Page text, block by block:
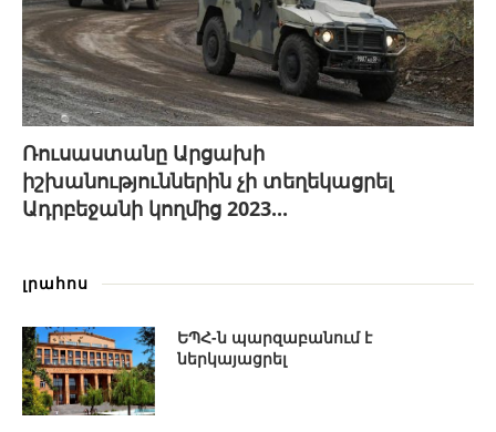
Ռուսաստանը Արցախի
իշխանություններին չի տեղեկացրել
Ադրբեջանի կողմից 2023...
լրահոս
ԵՊՀ-ն պարզաբանում է
ներկայացրել